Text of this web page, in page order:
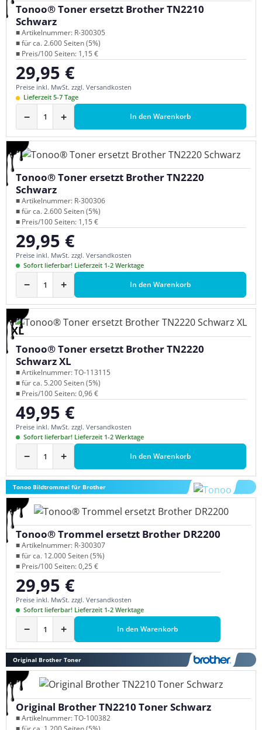
Tonoo® Toner ersetzt Brother TN2210
Schwarz
■ Artikelnummer: R-300305
■ für ca. 2.600 Seiten (5%)
■ Preis/100 Seiten: 1,15 €
Regulärer Preis:
29,95 €
Preise inkl. MwSt. zzgl. Versandkosten
Lieferzeit 5-7 Tage
− + In den Warenkorb
Tonoo® Toner ersetzt Brother TN2220
Schwarz
■ Artikelnummer: R-300306
■ für ca. 2.600 Seiten (5%)
■ Preis/100 Seiten: 1,15 €
Regulärer Preis:
29,95 €
Preise inkl. MwSt. zzgl. Versandkosten
Sofort lieferbar! Lieferzeit 1-2 Werktage
− + In den Warenkorb
XL
Tonoo® Toner ersetzt Brother TN2220
Schwarz XL
■ Artikelnummer: TO-113115
■ für ca. 5.200 Seiten (5%)
■ Preis/100 Seiten: 0,96 €
Regulärer Preis:
49,95 €
Preise inkl. MwSt. zzgl. Versandkosten
Sofort lieferbar! Lieferzeit 1-2 Werktage
− + In den Warenkorb
Tonoo Bildtrommel für Brother
Tonoo® Trommel ersetzt Brother DR2200
■ Artikelnummer: R-300307
■ für ca. 12.000 Seiten (5%)
■ Preis/100 Seiten: 0,25 €
Regulärer Preis:
29,95 €
Preise inkl. MwSt. zzgl. Versandkosten
Sofort lieferbar! Lieferzeit 1-2 Werktage
− + In den Warenkorb
Original Brother Toner
Original Brother TN2210 Toner Schwarz
■ Artikelnummer: TO-100382